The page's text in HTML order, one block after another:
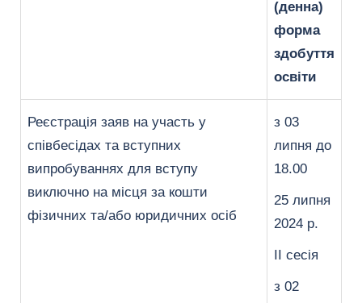
(денна)
форма
здобуття
освіти
Реєстрація заяв на участь у
співбесідах та вступних
випробуваннях для вступу
виключно на місця за кошти
фізичних та/або юридичних осіб
з 03
липня до
18.00
25 липня
2024 р.
ІІ сесія
з 02